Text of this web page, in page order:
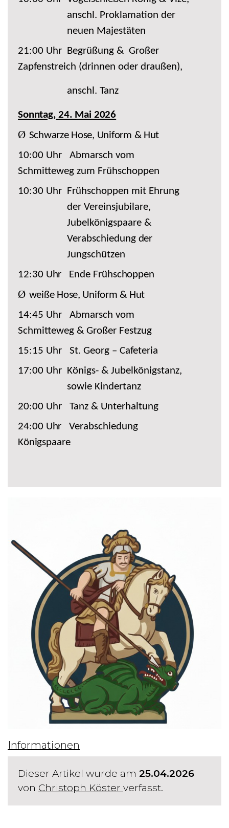
anschl. Proklamation der
neuen Majestäten
21:00 Uhr Begrüßung & Großer
Zapfenstreich (drinnen oder draußen),
anschl. Tanz
Sonntag, 24. Mai 2026
Ø Schwarze Hose, Uniform & Hut
10:00 Uhr
Abmarsch vom
Schmitteweg zum Frühschoppen
10:30 Uhr
Frühschoppen mit Ehrung
der Vereinsjubilare,
Jubelkönigspaare &
Verabschiedung der
Jungschützen
12:30 Uhr Ende Frühschoppen
Ø weiße Hose, Uniform & Hut
14:45 Uhr
Abmarsch vom
Schmitteweg & Großer Festzug
15:15 Uhr
St. Georg – Cafeteria
17:00 Uhr
Königs- & Jubelkönigstanz,
sowie Kindertanz
20:00 Uhr
Tanz & Unterhaltung
24:00 Uhr
Verabschiedung
Königspaare
Informationen
Dieser Artikel wurde am 25.04.2026
von Christoph Köster verfasst.